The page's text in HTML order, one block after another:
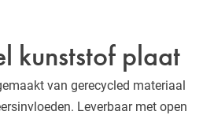
kunststof plaat
van gerecycled materiaal
Leverbaar met open